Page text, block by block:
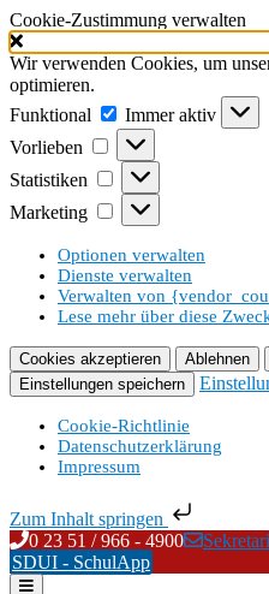
Cookie-Zustimmung verwalten
Wir verwenden Cookies, um
optimieren.
Funktional
Funktional
Immer aktiv
Vorlieben
Vorlieben
Statistiken Statistiken
Marketing Marketing
Optionen verwalten
Dienste verwalten
Verwalten von
Lese mehr über diese
Cookies akzeptieren Ablehnen
Einstellungen speichern
Cookie-Richtlinie
Datenschutzerklärung
Impressum
Zum Inhalt springen
Skip
to
content
0 23 51 / 966 - 4900
SDUI - SchulApp